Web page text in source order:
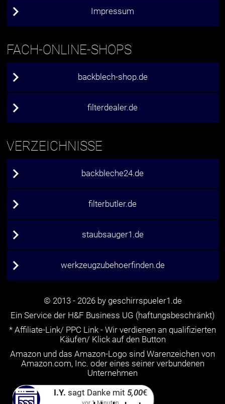
I.Y. sagt Danke mit 5,00€
Impressum
FACH-ONLINE-SHOPS
backblech-shop.de
filterdealer.de
VERZEICHNISSE
backbleche24.de
filterbutler.de
staubsauger1.de
werkzeugzubehoerfinden.de
© 2013 - 2026 by geschirrspueler1.de
Ein Service der H&F Business UG (haftungsbeschränkt)
* Affiliate-Link/ PPC Link - Wir verdienen an qualifizierten
Käufen/ Klick auf den Button
Amazon und das Amazon-Logo sind Warenzeichen von
Amazon.com, Inc. oder eines seiner verbundenen
Unternehmen